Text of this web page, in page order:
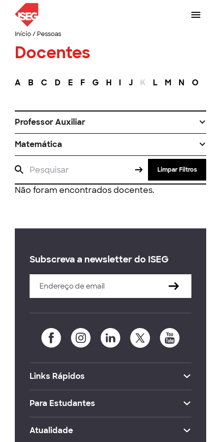
Início/ Pessoas
Docentes
A B C D E F G H I J K L M N O
Professor Auxiliar
Matemática
Limpar Filtros
Não foram encontrados docentes.
Subscreva a newsletter do ISEG
Links Rápidos
Para Estudantes
Atualidade